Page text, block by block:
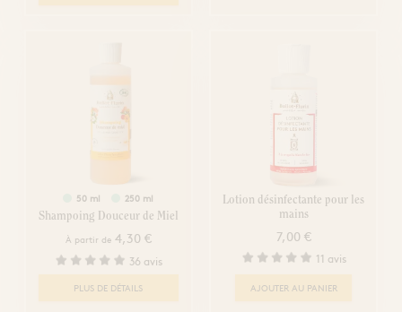
50 ml 250 ml
Shampoing Douceur de Miel
À partir de 4,30 €
36 avis
PLUS DE DÉTAILS
Lotion désinfectante pour les
mains
7,00 €
11 avis
AJOUTER AU PANIER